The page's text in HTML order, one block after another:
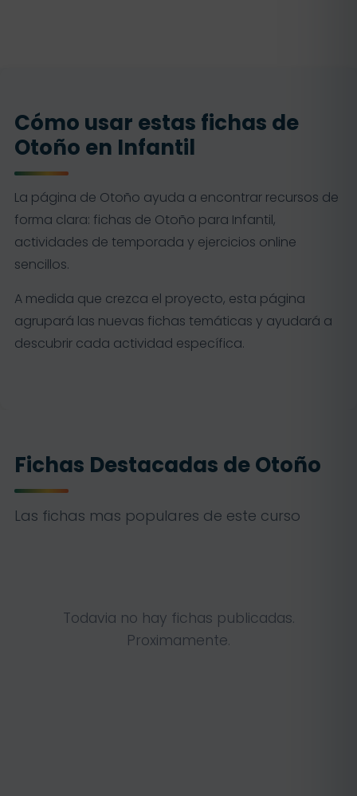
Cómo usar estas fichas de
Otoño en Infantil
La página de Otoño ayuda a encontrar recursos de
forma clara: fichas de Otoño para Infantil,
actividades de temporada y ejercicios online
sencillos.
A medida que crezca el proyecto, esta página
agrupará las nuevas fichas temáticas y ayudará a
descubrir cada actividad específica.
Fichas Destacadas de Otoño
Las fichas mas populares de este curso
Todavia no hay fichas publicadas.
Proximamente.